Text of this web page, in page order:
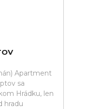
Apartment
sa
Hrádku, len
hradu